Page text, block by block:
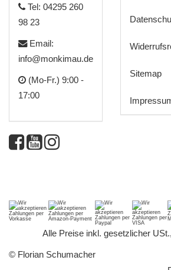
Tel: 04295 260
98 23
Email:
info@monkimau.de
(Mo-Fr.) 9:00 -
17:00
Sitemap
Alle Preise inkl. gesetzlicher
© Florian Schumacher